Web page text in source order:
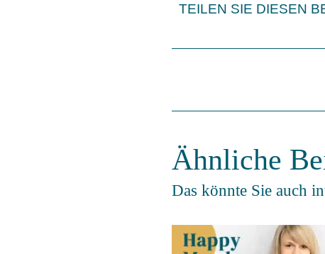
TEILEN SIE DIESEN
Ähnliche
Das könnte Sie auch